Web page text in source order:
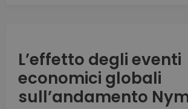
L’effetto degli eventi
economici globali
sull’andamento